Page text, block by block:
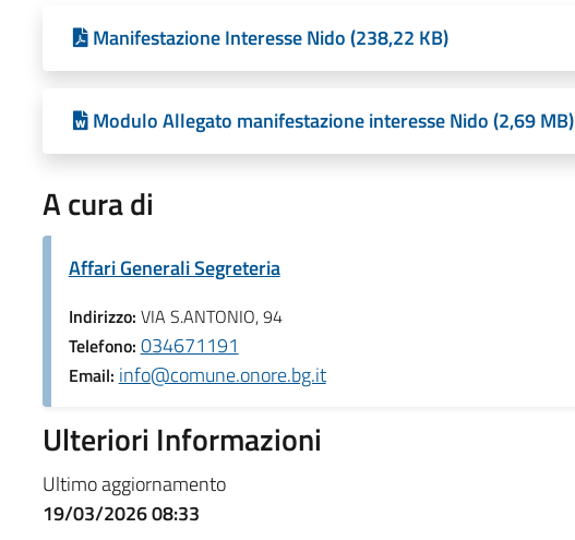
Manifestazione Interesse Nido (238,22 KB)
Modulo Allegato manifestazione interesse Nido (2,69 MB)
A cura di
Affari Generali Segreteria
Indirizzo: VIA S.ANTONIO, 94
Telefono: 034671191
Email: info@comune.onore.bg.it
Ulteriori Informazioni
Ultimo aggiornamento
19/03/2026 08:33